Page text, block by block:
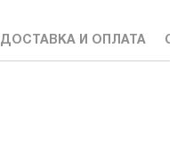
ДОСТАВКА И ОПЛАТА